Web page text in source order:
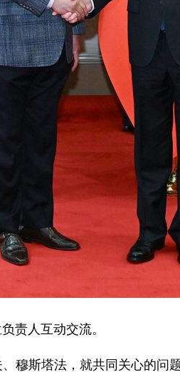
责人互动交流。
穆斯塔法，就共同关心的